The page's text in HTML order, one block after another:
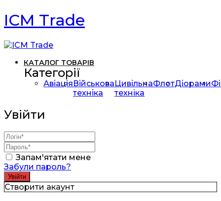
ICM Trade
КАТАЛОГ ТОВАРІВ
Категорії
АвіаціяВійськова
техніка
Цивільна
техніка
ФлотДіорами
Увійти
Запам'ятати мене
Забули пароль?
Створити акаунт